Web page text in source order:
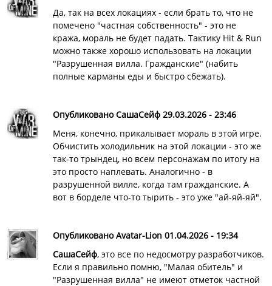
Да, так на всех локациях - если брать то, что не
помечено "частная собственность" - это не
кража, мораль не будет падать. Тактику Hit & Run
можно также хорошо использовать на локации
"Разрушенная вилла. Гражданские" (набить
полные карманы еды и быстро сбежать).
Опубликовано СашаСейф 29.03.2026 - 23:46
Меня, конечно, прикалывает мораль в этой игре.
Обчистить холодильник на этой локации - это же
так-то трындец, но всем персонажам по итогу на
это просто наплевать. Аналогично - в
разрушенной вилле, когда там гражданские. А
вот в борделе что-то тырить - это уже "ай-яй-яй".
Опубликовано Avatar-Lion 01.04.2026 - 19:34
СашаСейф, это все по недосмотру разработчиков.
Если я правильно помню, "Малая обитель" и
"Разрушенная вилла" не имеют отметок частной